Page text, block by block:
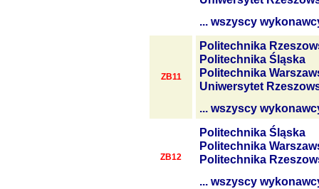
... wszyscy
ZB11
Politechnika
Politechnika Śląska
Politechnika
Uniwersytet
... wszyscy
ZB12
Politechnika Śląska
Politechnika
Politechnika
... wszyscy